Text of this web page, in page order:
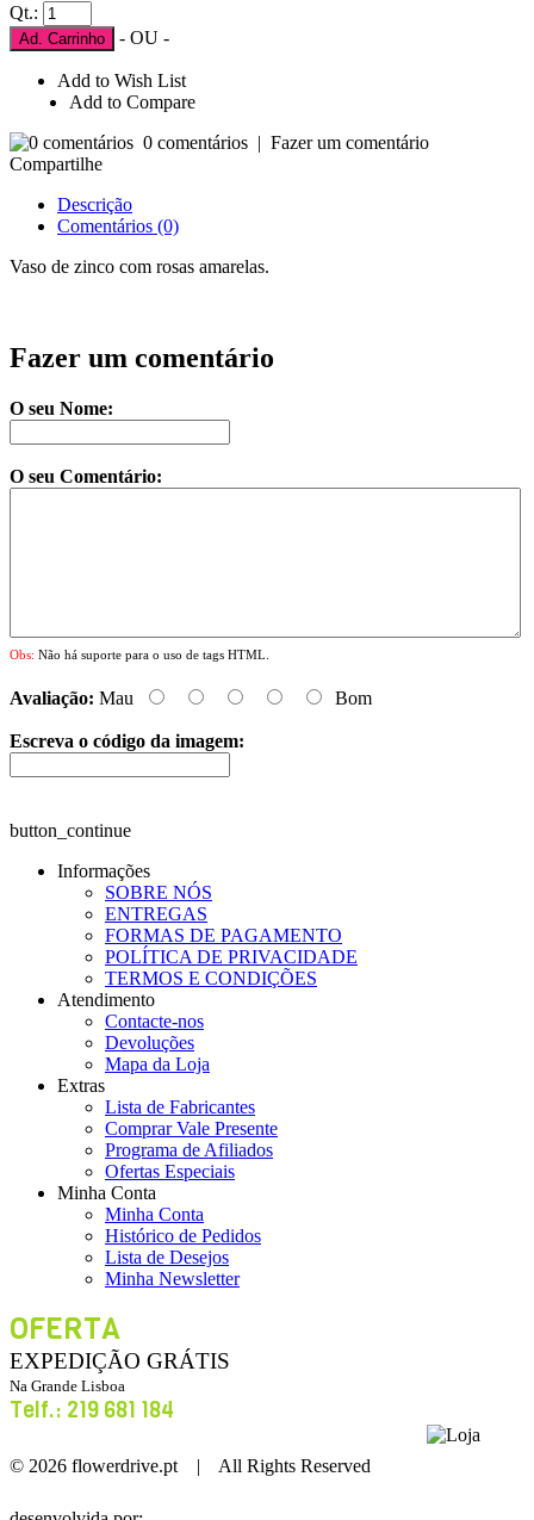
Qt.:
Ad. Carrinho - OU -
Add to Wish List
Add to Compare
0 comentários | Fazer um comentário
Compartilhe
Descrição
Comentários (0)
Vaso de zinco com rosas amarelas.
Fazer um comentário
O seu Nome:
O seu Comentário:
Obs: Não há suporte para o uso de tags HTML.
Avaliação: Mau Bom
Escreva o código da imagem:
button_continue
Informações
SOBRE NÓS
ENTREGAS
FORMAS DE PAGAMENTO
POLÍTICA DE PRIVACIDADE
TERMOS E CONDIÇÕES
Atendimento
Contacte-nos
Devoluções
Mapa da Loja
Extras
Lista de Fabricantes
Comprar Vale Presente
Programa de Afiliados
Ofertas Especiais
Minha Conta
Minha Conta
Histórico de Pedidos
Lista de Desejos
Minha Newsletter
OFERTA
EXPEDIÇÃO GRÁTIS
Na Grande Lisboa
Telf.: 219 681 184
© 2026 flowerdrive.pt | All Rights Reserved
Loja